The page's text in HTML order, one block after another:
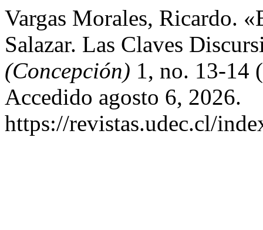
Vargas Morales, Ricardo.
Salazar. Las Claves
(Concepción) 1, no. 13-14
Accedido agosto 6, 2026.
https://revistas.udec.cl/